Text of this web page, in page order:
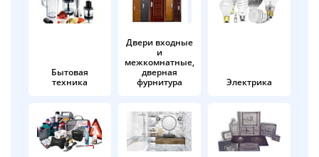
Бытовая
техника
Двери входные
и
межкомнатные,
дверная
фурнитура
Электрика
раз в 2
недели
Остались вопросы?
8 800 302-02-51
plait.ru